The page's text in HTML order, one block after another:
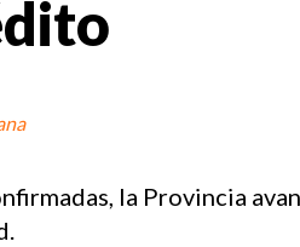
la Provincia